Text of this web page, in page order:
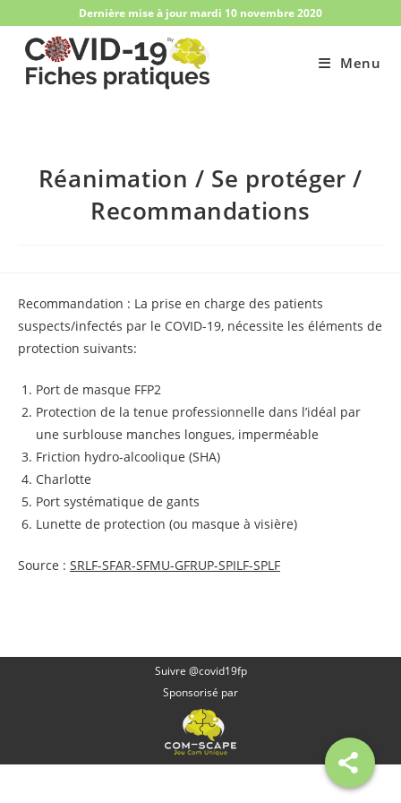
content
Dernière mise à jour mardi 10 novembre 2020
Menu
Réanimation / Se protéger /
Recommandations
Recommandation : La prise en charge des patients
suspects/infectés par le COVID-19, nécessite les éléments de
protection suivants:
Port de masque FFP2
Protection de la tenue professionnelle dans l’idéal par
une surblouse manches longues, imperméable
Friction hydro-alcoolique (SHA)
Charlotte
Port systématique de gants
Lunette de protection (ou masque à visière)
Source : SRLF-SFAR-SFMU-GFRUP-SPILF-SPLF
Suivre @covid19fp
Sponsorisé par